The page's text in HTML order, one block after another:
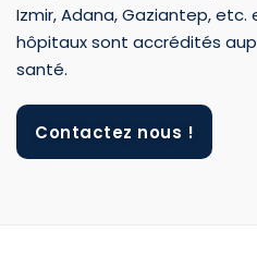
Izmir, Adana, Gaziantep, etc.
hôpitaux sont accrédités
santé.
Contactez nous !